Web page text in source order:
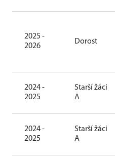
2025 -
2026
Dorost
2024 -
2025
Starší žáci
A
2024 -
2025
Starší žáci
A